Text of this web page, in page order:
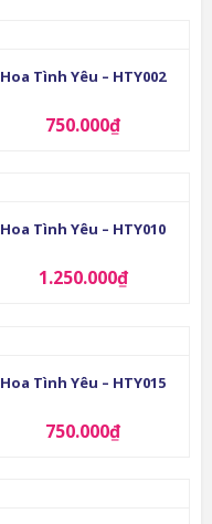
Hoa Tình Yêu – HTY002
750.000₫
Hoa Tình Yêu – HTY010
1.250.000₫
Hoa Tình Yêu – HTY015
750.000₫